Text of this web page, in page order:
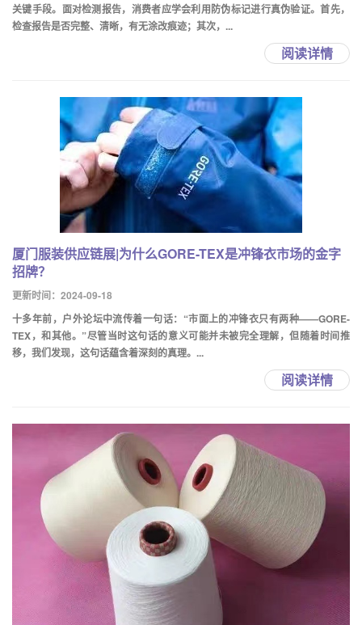
关键手段。面对检测报告，消费者应学会利用防伪标记进行真伪验证。首先，
检查报告是否完整、清晰，有无涂改痕迹；其次，...
阅读详情
厦门服装供应链展|为什么GORE-TEX是冲锋衣市场的金字
招牌？
更新时间：2024-09-18
十多年前，户外论坛中流传着一句话：“市面上的冲锋衣只有两种——GORE-
TEX，和其他。”尽管当时这句话的意义可能并未被完全理解，但随着时间推
移，我们发现，这句话蕴含着深刻的真理。...
阅读详情